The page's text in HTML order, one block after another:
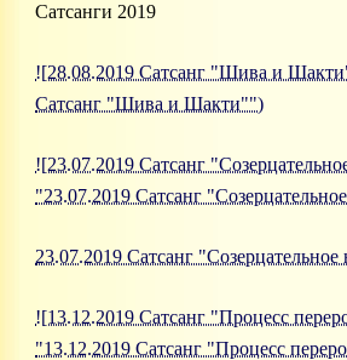
Сатсанги 2019
![28.08.2019 Сатсанг "Шива и
Сатсанг "Шива и Шакти"")
![23.07.2019 Сатсанг
"23.07.2019 Сатсанг
23.07.2019 Сатсанг "Созерцательное
![13.12.2019 Сатсанг "Процесс
"13.12.2019 Сатсанг "Процесс